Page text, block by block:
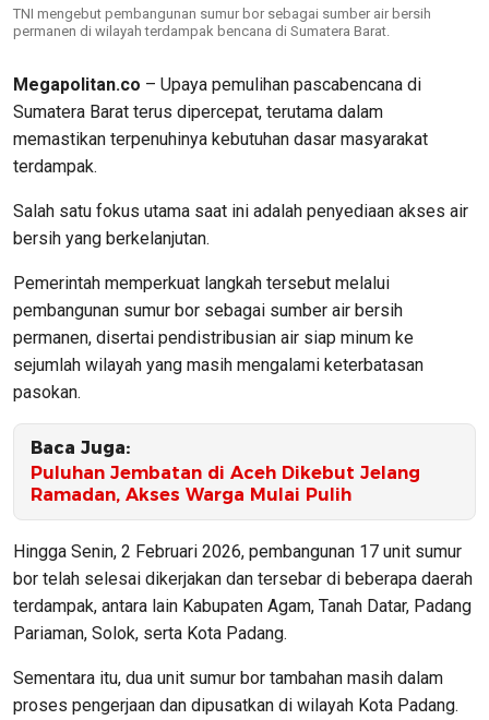
TNI mengebut pembangunan sumur bor sebagai sumber air bersih
permanen di wilayah terdampak bencana di Sumatera Barat.
Megapolitan.co – Upaya pemulihan pascabencana di
Sumatera Barat terus dipercepat, terutama dalam
memastikan terpenuhinya kebutuhan dasar masyarakat
terdampak.
Salah satu fokus utama saat ini adalah penyediaan akses air
bersih yang berkelanjutan.
Pemerintah memperkuat langkah tersebut melalui
pembangunan sumur bor sebagai sumber air bersih
permanen, disertai pendistribusian air siap minum ke
sejumlah wilayah yang masih mengalami keterbatasan
pasokan.
Baca Juga:
Puluhan Jembatan di Aceh Dikebut Jelang
Ramadan, Akses Warga Mulai Pulih
Hingga Senin, 2 Februari 2026, pembangunan 17 unit sumur
bor telah selesai dikerjakan dan tersebar di beberapa daerah
terdampak, antara lain Kabupaten Agam, Tanah Datar, Padang
Pariaman, Solok, serta Kota Padang.
Sementara itu, dua unit sumur bor tambahan masih dalam
proses pengerjaan dan dipusatkan di wilayah Kota Padang.